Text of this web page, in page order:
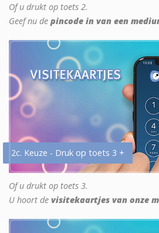
Of u drukt op toets 2.
Geef nu de pincode in van een
2c. Keuze - Druk op toets 3 +
Of u drukt op toets 3.
U hoort de visitekaartjes van onze